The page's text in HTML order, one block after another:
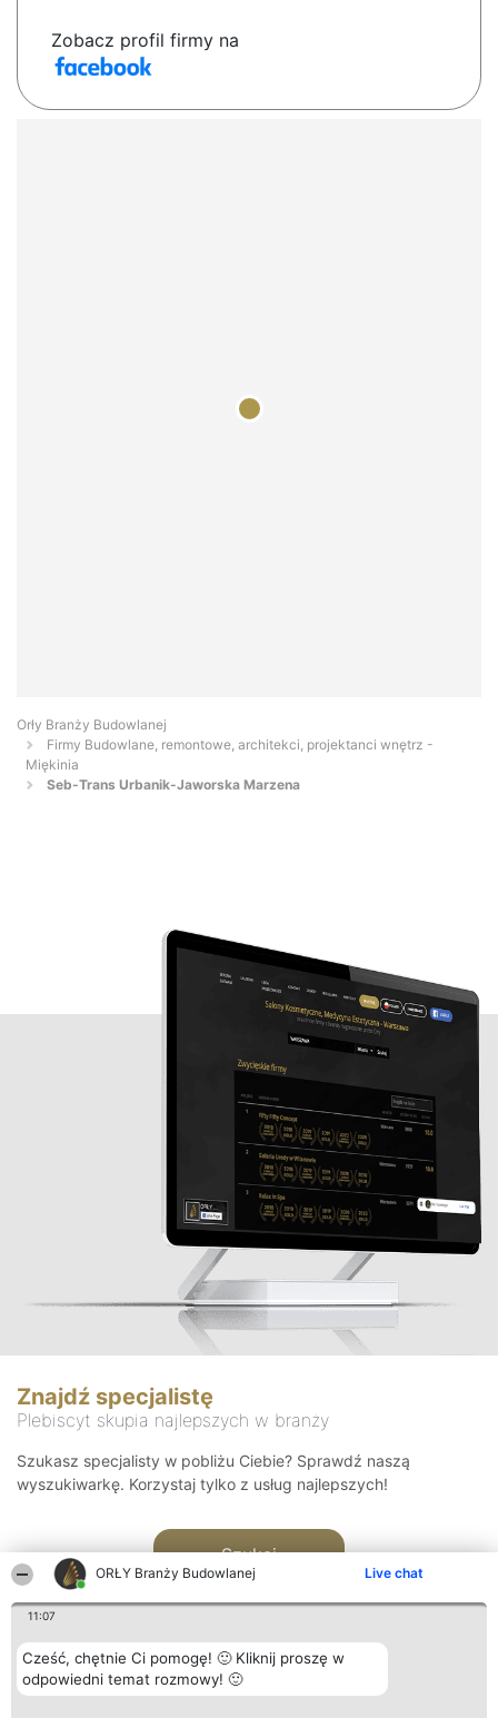
ORŁY Branży Budowlanej Live chat
11:07
Cześć, chętnie Ci pomogę! 🙂 Kliknij proszę w
odpowiedni temat rozmowy! 🙂
Zobacz profil firmy na
Orły Branży Budowlanej
Firmy Budowlane, remontowe, architekci, projektanci wnętrz -
Miękinia
Seb-Trans Urbanik-Jaworska Marzena
Znajdź specjalistę
Plebiscyt skupia najlepszych w branży
Szukasz specjalisty w pobliżu Ciebie? Sprawdź naszą
wyszukiwarkę. Korzystaj tylko z usług najlepszych!
Szukaj